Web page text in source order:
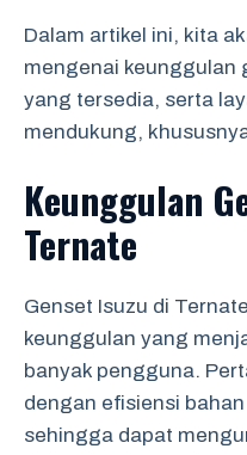
Dalam artikel ini, kita
mengenai keunggulan
yang tersedia, serta
mendukung,
Keunggulan
Ternate
Genset Isuzu di
keunggulan yang
banyak pengguna.
dengan efisiensi
sehingga dapat